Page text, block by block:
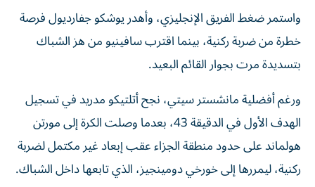
واستمر ضغط الفريق الإنجليزي، وأهدر يوشكو جفارديول فرصة
خطرة من ضربة ركنية، بينما اقترب سافينيو من هز الشباك
بتسديدة مرت بجوار القائم البعيد.
ورغم أفضلية مانشستر سيتي، نجح أتلتيكو مدريد في تسجيل
الهدف الأول في الدقيقة 43، بعدما وصلت الكرة إلى مورتن
هولماند على حدود منطقة الجزاء عقب إبعاد غير مكتمل لضربة
ركنية، ليمررها إلى خورخي دومينجيز، الذي تابعها داخل الشباك.